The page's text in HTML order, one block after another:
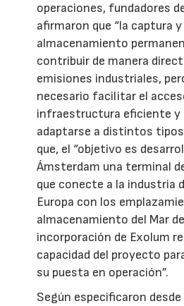
operaciones, fundadores
afirmaron que “la captura y
almacenamiento
contribuir de manera
emisiones industriales,
necesario facilitar el
infraestructura eficiente y
adaptarse a distintos
que, el “objetivo es
Ámsterdam una terminal
que conecte a la industria
Europa con los
almacenamiento del Mar
incorporación de Exolum
capacidad del proyecto
su puesta en operación”.
Según especificaron